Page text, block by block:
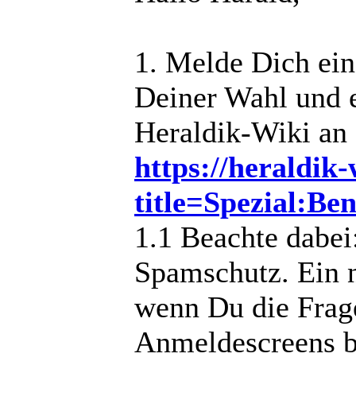
1. Melde Dich
Deiner Wahl und
Heraldik-Wiki an
https://heraldik-
1.1 Beachte
Spamschutz. Ein
wenn Du die
Anmeldescreens